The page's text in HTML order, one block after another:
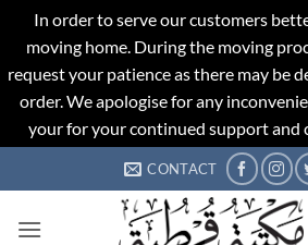
In order to serve our customers
moving home. During the moving
request your patience as there may be
order. We apologise for any
your for your continued support and
to
CONTACT